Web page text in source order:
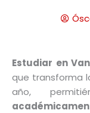
Estudiar en
que transforma
año,